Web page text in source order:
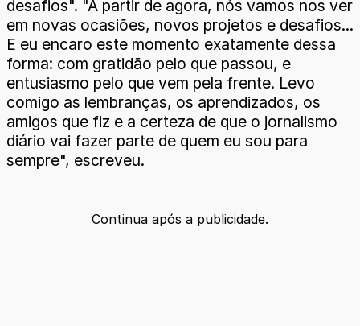
desafios". "A partir de agora, nós vamos nos ver
em novas ocasiões, novos projetos e desafios...
E eu encaro este momento exatamente dessa
forma: com gratidão pelo que passou, e
entusiasmo pelo que vem pela frente. Levo
comigo as lembranças, os aprendizados, os
amigos que fiz e a certeza de que o jornalismo
diário vai fazer parte de quem eu sou para
sempre", escreveu.
Continua após a publicidade.